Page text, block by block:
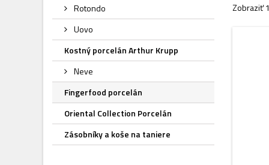
Rotondo
Uovo
Kostný porcelán Arthur Krupp
Neve
Fingerfood porcelán
Oriental Collection Porcelán
Zásobníky a koše na taniere
Zobraziť